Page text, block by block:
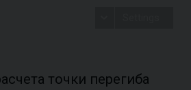
точки перегиба